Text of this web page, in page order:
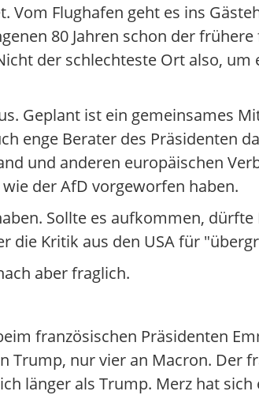
Flughafen geht es ins
80 Jahren schon der
der schlechteste Ort also, um
Geplant ist ein gemeinsames
enge Berater des Präsidenten
und anderen europäischen
der AfD vorgeworfen haben.
Sollte es aufkommen,
die Kritik aus den USA für
aber fraglich.
französischen Präsidenten
Trump, nur vier an Macron. Der
länger als Trump. Merz hat